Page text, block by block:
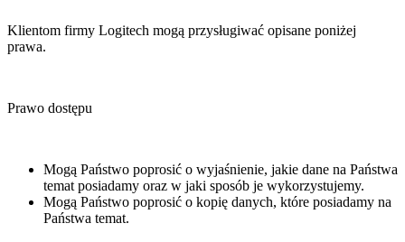
Klientom firmy Logitech mogą przysługiwać opisane poniżej
prawa.
Prawo dostępu
Mogą Państwo poprosić o wyjaśnienie, jakie dane na Państwa
temat posiadamy oraz w jaki sposób je wykorzystujemy.
Mogą Państwo poprosić o kopię danych, które posiadamy na
Państwa temat.